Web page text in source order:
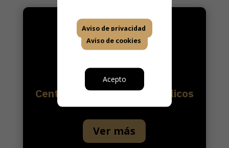
Centros de vacunación públicos
Ver más
Aviso de privacidad
Aviso de cookies
Acepto